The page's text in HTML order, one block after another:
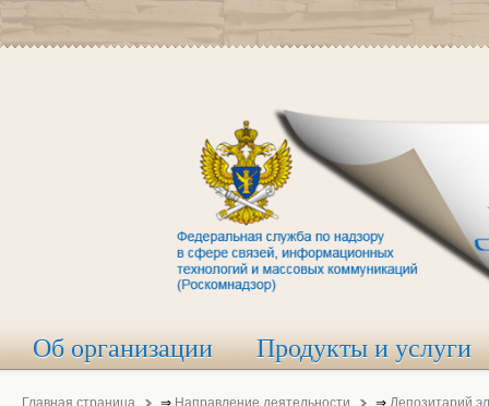
Об организации Продукты и услуги